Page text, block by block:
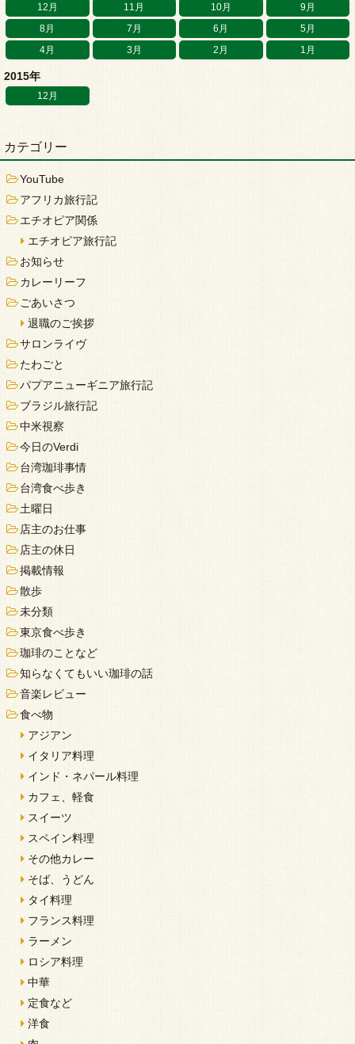
12月 11月 10月
9月
8月
7月 6月
5月
4月
3月 2月 1月
2015年
12月
カテゴリー
YouTube
アフリカ旅行記
エチオピア関係
エチオピア旅行記
お知らせ
カレーリーフ
ごあいさつ
退職のご挨拶
サロンライヴ
たわごと
パプアニューギニア旅行記
ブラジル旅行記
中米視察
今日のVerdi
台湾珈琲事情
台湾食べ歩き
土曜日
店主のお仕事
店主の休日
掲載情報
散歩
未分類
東京食べ歩き
珈琲のことなど
知らなくてもいい珈琲の話
音楽レビュー
食べ物
アジアン
イタリア料理
インド・ネパール料理
カフェ、軽食
スイーツ
スペイン料理
その他カレー
そば、うどん
タイ料理
フランス料理
ラーメン
ロシア料理
中華
定食など
洋食